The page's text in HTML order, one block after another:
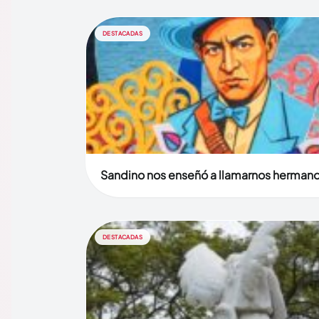
DESTACADAS
Sandino nos enseñó a llamarnos
DESTACADAS